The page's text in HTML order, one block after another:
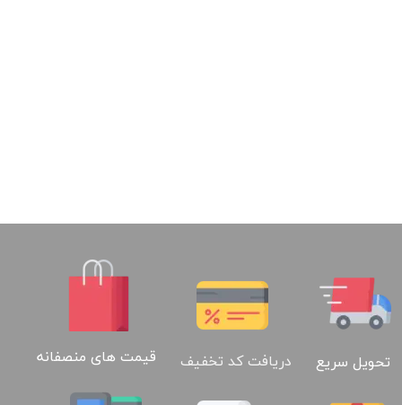
تحویل سریع دریافت کد تخفیف قیمت های منصفانه